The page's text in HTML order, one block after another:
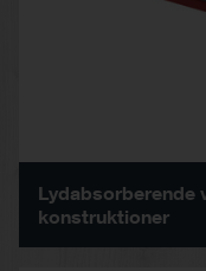
Lydabsorberende
konstruktioner